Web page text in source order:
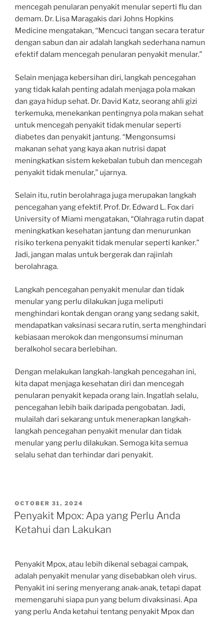
mencegah penularan penyakit menular seperti flu dan
demam. Dr. Lisa Maragakis dari Johns Hopkins
Medicine mengatakan, “Mencuci tangan secara teratur
dengan sabun dan air adalah langkah sederhana namun
efektif dalam mencegah penularan penyakit menular.”
Selain menjaga kebersihan diri, langkah pencegahan
yang tidak kalah penting adalah menjaga pola makan
dan gaya hidup sehat. Dr. David Katz, seorang ahli gizi
terkemuka, menekankan pentingnya pola makan sehat
untuk mencegah penyakit tidak menular seperti
diabetes dan penyakit jantung. “Mengonsumsi
makanan sehat yang kaya akan nutrisi dapat
meningkatkan sistem kekebalan tubuh dan mencegah
penyakit tidak menular,” ujarnya.
Selain itu, rutin berolahraga juga merupakan langkah
pencegahan yang efektif. Prof. Dr. Edward L. Fox dari
University of Miami mengatakan, “Olahraga rutin dapat
meningkatkan kesehatan jantung dan menurunkan
risiko terkena penyakit tidak menular seperti kanker.”
Jadi, jangan malas untuk bergerak dan rajinlah
berolahraga.
Langkah pencegahan penyakit menular dan tidak
menular yang perlu dilakukan juga meliputi
menghindari kontak dengan orang yang sedang sakit,
mendapatkan vaksinasi secara rutin, serta menghindari
kebiasaan merokok dan mengonsumsi minuman
beralkohol secara berlebihan.
Dengan melakukan langkah-langkah pencegahan ini,
kita dapat menjaga kesehatan diri dan mencegah
penularan penyakit kepada orang lain. Ingatlah selalu,
pencegahan lebih baik daripada pengobatan. Jadi,
mulailah dari sekarang untuk menerapkan langkah-
langkah pencegahan penyakit menular dan tidak
menular yang perlu dilakukan. Semoga kita semua
selalu sehat dan terhindar dari penyakit.
POSTED
ON
OCTOBER 31, 2024
Penyakit Mpox: Apa yang Perlu Anda
Ketahui dan Lakukan
Penyakit Mpox, atau lebih dikenal sebagai campak,
adalah penyakit menular yang disebabkan oleh virus.
Penyakit ini sering menyerang anak-anak, tetapi dapat
memengaruhi siapa pun yang belum divaksinasi. Apa
yang perlu Anda ketahui tentang penyakit Mpox dan